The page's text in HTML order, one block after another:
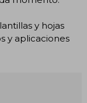
y hojas
y aplicaciones